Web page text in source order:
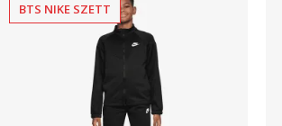
BTS NIKE SZETT